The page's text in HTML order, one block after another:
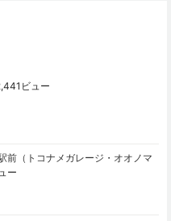
ビュー
前（トコナメガレージ・オオノマ
ー